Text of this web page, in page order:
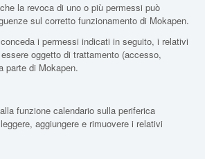
la revoca di uno o più permessi può
sul corretto funzionamento di Mokapen.
i permessi indicati in seguito, i relativi
oggetto di trattamento (accesso,
parte di Mokapen.
funzione calendario sulla periferica
aggiungere e rimuovere i relativi